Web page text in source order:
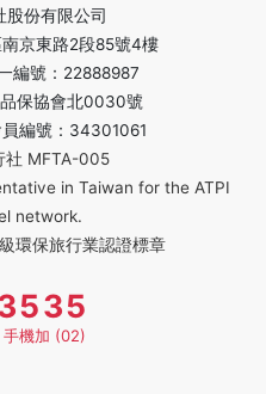
股份有限公司
京東路2段85號4樓
編號：22888987
保協會北0030號
編號：34301061
社 MFTA-005
in Taiwan for the ATPI
network.
環保旅行業認證標章
手機加 (02)